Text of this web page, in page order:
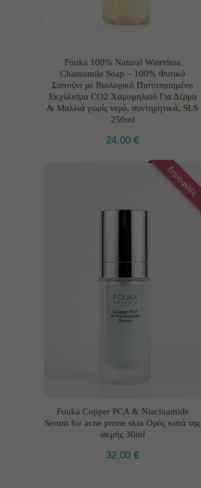
Fouka 100% Natural Waterless
Chamomile Soap – 100% Φυτικό
Σαπούνι με Βιολογικό Πιστοποιημένο
Εκχύλισμα CO2 Χαμομηλιού Για Δέρμα
& Μαλλιά χωρίς νερό, συντηρητικά, SLS
250ml
24,00€
δημοφιλές
Fouka Copper PCA & Niacinamide
Serum for acne prone skin Ορός κατά της
ακμής 30ml
32,00€